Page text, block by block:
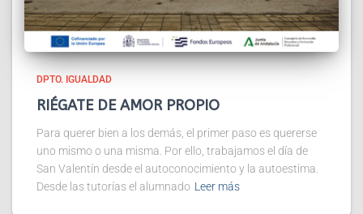
DPTO. IGUALDAD
RIÉGATE DE AMOR PROPIO
Para querer bien a los demás, el primer paso es quererse
uno mismo o una misma. Por ello, trabajamos el día de
San Valentín desde el autoconocimiento y la autoestima.
Desde las tutorías el alumnado Leer más